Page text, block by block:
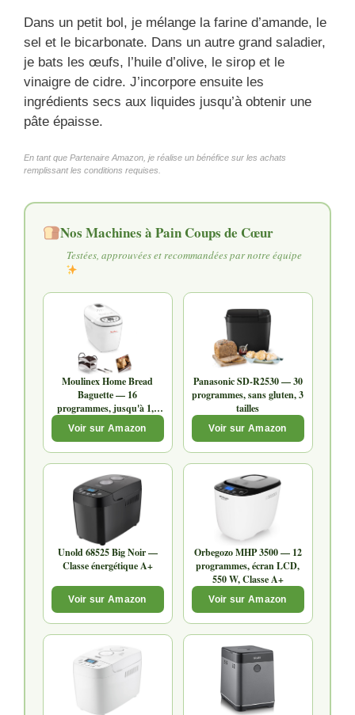
Dans un petit bol, je mélange la farine d’amande, le
sel et le bicarbonate. Dans un autre grand saladier,
je bats les œufs, l’huile d’olive, le sirop et le
vinaigre de cidre. J’incorpore ensuite les
ingrédients secs aux liquides jusqu’à obtenir une
pâte épaisse.
En tant que Partenaire Amazon, je réalise un bénéfice sur les achats
remplissant les conditions requises.
Nos Machines à Pain Coups de Cœur
Testées, approuvées et recommandées par notre équipe
Moulinex Home Bread
Baguette — 16
programmes, jusqu'à 1,5
kg
Voir sur Amazon
Panasonic SD-R2530 — 30
programmes, sans gluten, 3
tailles
Voir sur Amazon
Unold 68525 Big Noir —
Classe énergétique A+
Voir sur Amazon
Orbegozo MHP 3500 — 12
programmes, écran LCD,
550 W, Classe A+
Voir sur Amazon